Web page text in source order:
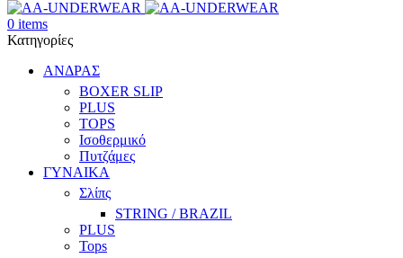
0 items
Κατηγορίες
ΑΝΔΡΑΣ
BOXER SLIP
PLUS
TOPS
Ισοθερμικό
Πυτζάμες
ΓΥΝΑΙΚΑ
Σλίπς
STRING / BRAZIL
PLUS
Tops